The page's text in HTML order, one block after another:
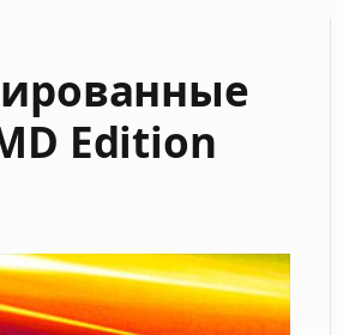
Edition